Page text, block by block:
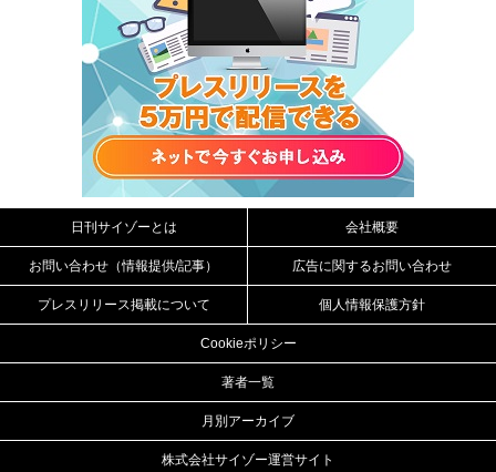
日刊サイゾーとは 会社概要
お問い合わせ（情報提供/記事） 広告に関するお問い合わせ
プレスリリース掲載について 個人情報保護方針
Cookieポリシー
著者一覧
月別アーカイブ
株式会社サイゾー運営サイト